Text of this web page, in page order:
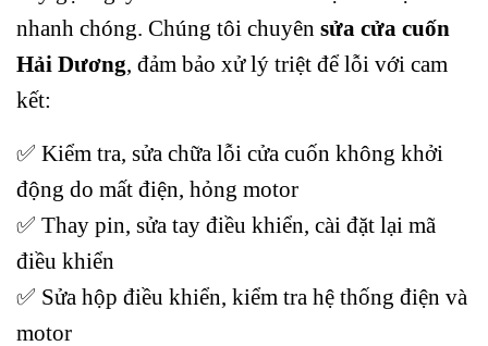
nhanh chóng. Chúng tôi chuyên sửa cửa cuốn
Hải Dương , đảm bảo xử lý triệt để lỗi với cam
kết:
✅ Kiểm tra, sửa chữa lỗi cửa cuốn không khởi
động do mất điện, hỏng motor
✅ Thay pin, sửa tay điều khiển, cài đặt lại mã
điều khiển
✅ Sửa hộp điều khiển, kiểm tra hệ thống điện và
motor